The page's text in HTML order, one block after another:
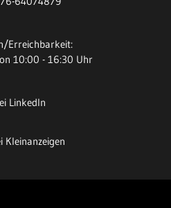
Erreichbarkeit:
10:00 - 16:30 Uhr
LinkedIn
Kleinanzeigen